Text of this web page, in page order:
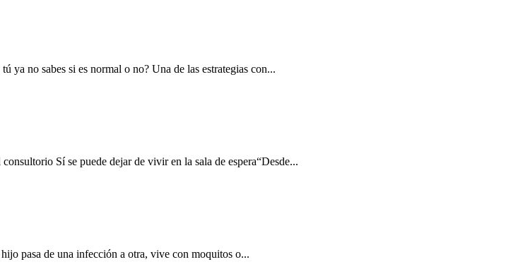
ya no sabes si es normal o no? Una de las estrategias con...
Sí se puede dejar de vivir en la sala de espera“Desde...
pasa de una infección a otra, vive con moquitos o...